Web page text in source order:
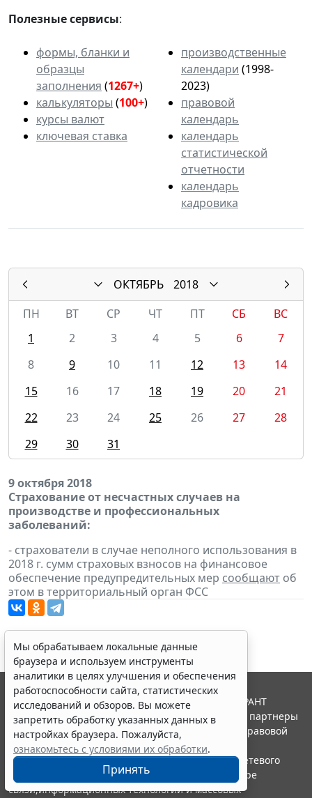
Полезные сервисы:
формы, бланки и
образцы
заполнения (1267+)
калькуляторы (100+)
курсы валют
ключевая ставка
производственные
календари (1998-
2023)
правовой
календарь
календарь
статистической
отчетности
календарь
кадровика
ОКТЯБРЬ
2018
ПН
ВТ СР ЧТ ПТ СБ
ВС
1
2 3 4 5 6
7
8
9 10 11 12 13
14
15
16 17 18 19 20
21
22
23 24 25 26 27
28
29
30 31
9 октября 2018
Страхование от несчастных случаев на
производстве и профессиональных
заболеваний:
- страхователи в случае неполного использования в
2018 г. сумм страховых взносов на финансовое
обеспечение предупредительных мер сообщают об
этом в территориальный орган ФСС
Мы обрабатываем локальные данные
браузера и используем инструменты
аналитики в целях улучшения и обеспечения
работоспособности сайта, статистических
исследований и обзоров. Вы можете
запретить обработку указанных данных в
настройках браузера. Пожалуйста,
ознакомьтесь с условиями их обработки.
Принять
© ООО "НПП "ГАРАНТ-СЕРВИС", 2026. Система ГАРАНТ
выпускается с 1990 года. Компания "Гарант" и ее партнеры
являются участниками Российской ассоциации правовой
информации ГАРАНТ.
Портал ГАРАНТ.РУ зарегистрирован в качестве сетевого
издания Федеральной службой по надзору в сфере
связи,информационных технологий и массовых